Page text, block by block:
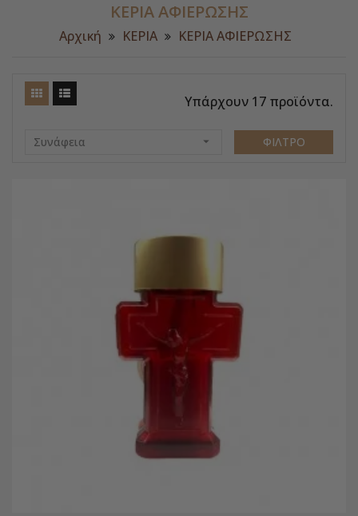
ΚΕΡΙΑ ΑΦΙΕΡΩΣΗΣ
Αρχική ΚΕΡΙΑ ΚΕΡΙΑ ΑΦΙΕΡΩΣΗΣ
Υπάρχουν 17 προϊόντα.
Συνάφεια  ΦΊΛΤΡΟ